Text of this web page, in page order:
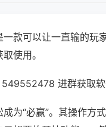
款可以让一直输的玩
使用。
进群获取
为“必赢”。其操作方